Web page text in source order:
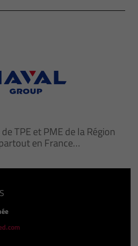
TPE et PME de la Région
en France…